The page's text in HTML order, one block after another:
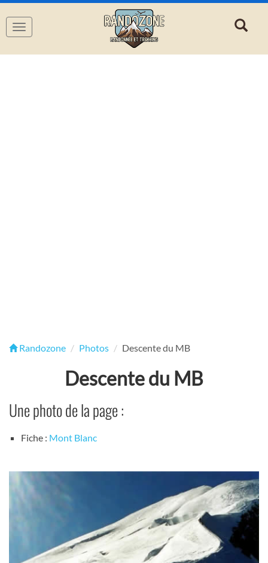
Navigation
Randozone Photos Descente du MB
Descente du MB
Une photo de la page :
Fiche : Mont Blanc